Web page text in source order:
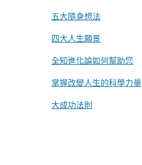
五大隨身想法
四大人生願景
全知進化論如何幫助您
掌握改變人生的科學力量
大成功法則